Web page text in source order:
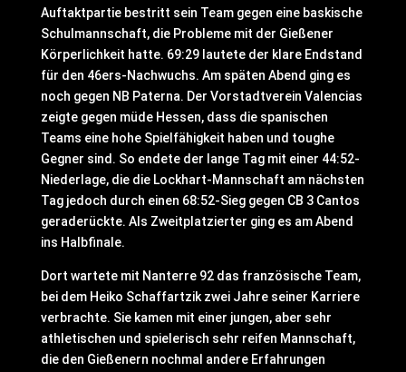
Auftaktpartie bestritt sein Team gegen eine baskische
Schulmannschaft, die Probleme mit der Gießener
Körperlichkeit hatte. 69:29 lautete der klare Endstand
für den 46ers-Nachwuchs. Am späten Abend ging es
noch gegen NB Paterna. Der Vorstadtverein Valencias
zeigte gegen müde Hessen, dass die spanischen
Teams eine hohe Spielfähigkeit haben und toughe
Gegner sind. So endete der lange Tag mit einer 44:52-
Niederlage, die die Lockhart-Mannschaft am nächsten
Tag jedoch durch einen 68:52-Sieg gegen CB 3 Cantos
geraderückte. Als Zweitplatzierter ging es am Abend
ins Halbfinale.
Dort wartete mit Nanterre 92 das französische Team,
bei dem Heiko Schaffartzik zwei Jahre seiner Karriere
verbrachte. Sie kamen mit einer jungen, aber sehr
athletischen und spielerisch sehr reifen Mannschaft,
die den Gießenern nochmal andere Erfahrungen